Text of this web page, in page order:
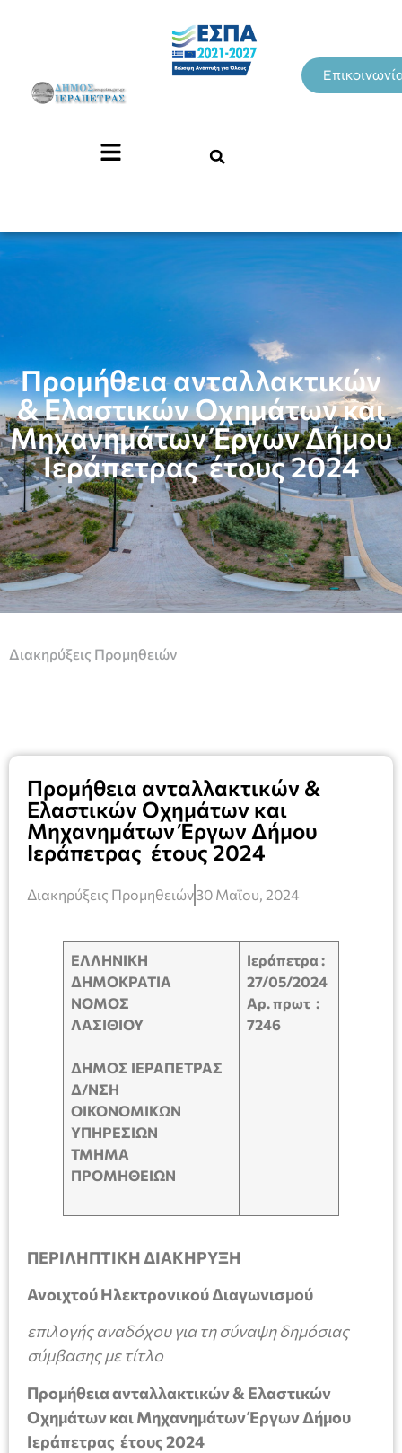
Προμήθεια ανταλλακτικών
& Ελαστικών Οχημάτων και
Μηχανημάτων Έργων Δήμου
Ιεράπετρας έτους 2024
Διακηρύξεις Προμηθειών
Προμήθεια ανταλλακτικών &
Ελαστικών Οχημάτων και
Μηχανημάτων Έργων Δήμου
Ιεράπετρας έτους 2024
Διακηρύξεις Προμηθειών30 Μαΐου, 2024
ΕΛΛΗΝΙΚΗ
ΔΗΜΟΚΡΑΤΙΑ
ΝΟΜΟΣ
ΛΑΣΙΘΙΟΥ
ΔΗΜΟΣ ΙΕΡΑΠΕΤΡΑΣ
Δ/ΝΣΗ
ΟΙΚΟΝΟΜΙΚΩΝ
ΥΠΗΡΕΣΙΩΝ
ΤΜΗΜΑ
ΠΡΟΜΗΘΕΙΩΝ
Ιεράπετρα :
27/05/2024
Αρ. πρωτ :
7246
ΠΕΡΙΛΗΠΤΙΚΗ ΔΙΑΚΗΡΥΞΗ
Ανοιχτού Ηλεκτρονικού Διαγωνισμού
επιλογής αναδόχου για τη σύναψη δημόσιας
σύμβασης με τίτλο
Προμήθεια ανταλλακτικών& Ελαστικών
Οχημάτων και Μηχανημάτων Έργων Δήμου
Ιεράπετρας έτους 2024